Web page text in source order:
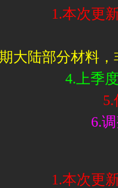
1.本次更
大陆部分材料
4.上季
5.
6.
1.本次更